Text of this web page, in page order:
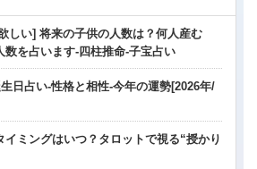
しい] 将来の子供の人数は？何人産む
数を占います-四柱推命-子宝占い
日占い-性格と相性-今年の運勢[2026年/
イミングはいつ？タロットで視る“授かり